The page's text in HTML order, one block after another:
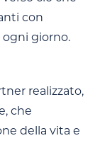
con
giorno.
realizzato,
che
della vita e